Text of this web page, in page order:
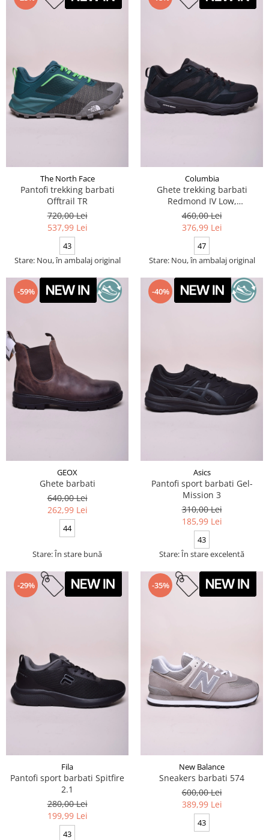
The North Face
Pantofi trekking barbati
Offtrail TR
720,00 Lei
537,99 Lei
43
Stare: Nou, în ambalaj original
Columbia
Ghete trekking barbati
Redmond IV Low,
impermeabile
460,00 Lei
376,99 Lei
47
Stare: Nou, în ambalaj original
-59%
GEOX
Ghete barbati
640,00 Lei
262,99 Lei
44
Stare: În stare bună
-40%
Asics
Pantofi sport barbati Gel-
Mission 3
310,00 Lei
185,99 Lei
43
Stare: În stare excelentă
-29%
Fila
Pantofi sport barbati Spitfire
2.1
280,00 Lei
199,99 Lei
43
-35%
New Balance
Sneakers barbati 574
600,00 Lei
389,99 Lei
43